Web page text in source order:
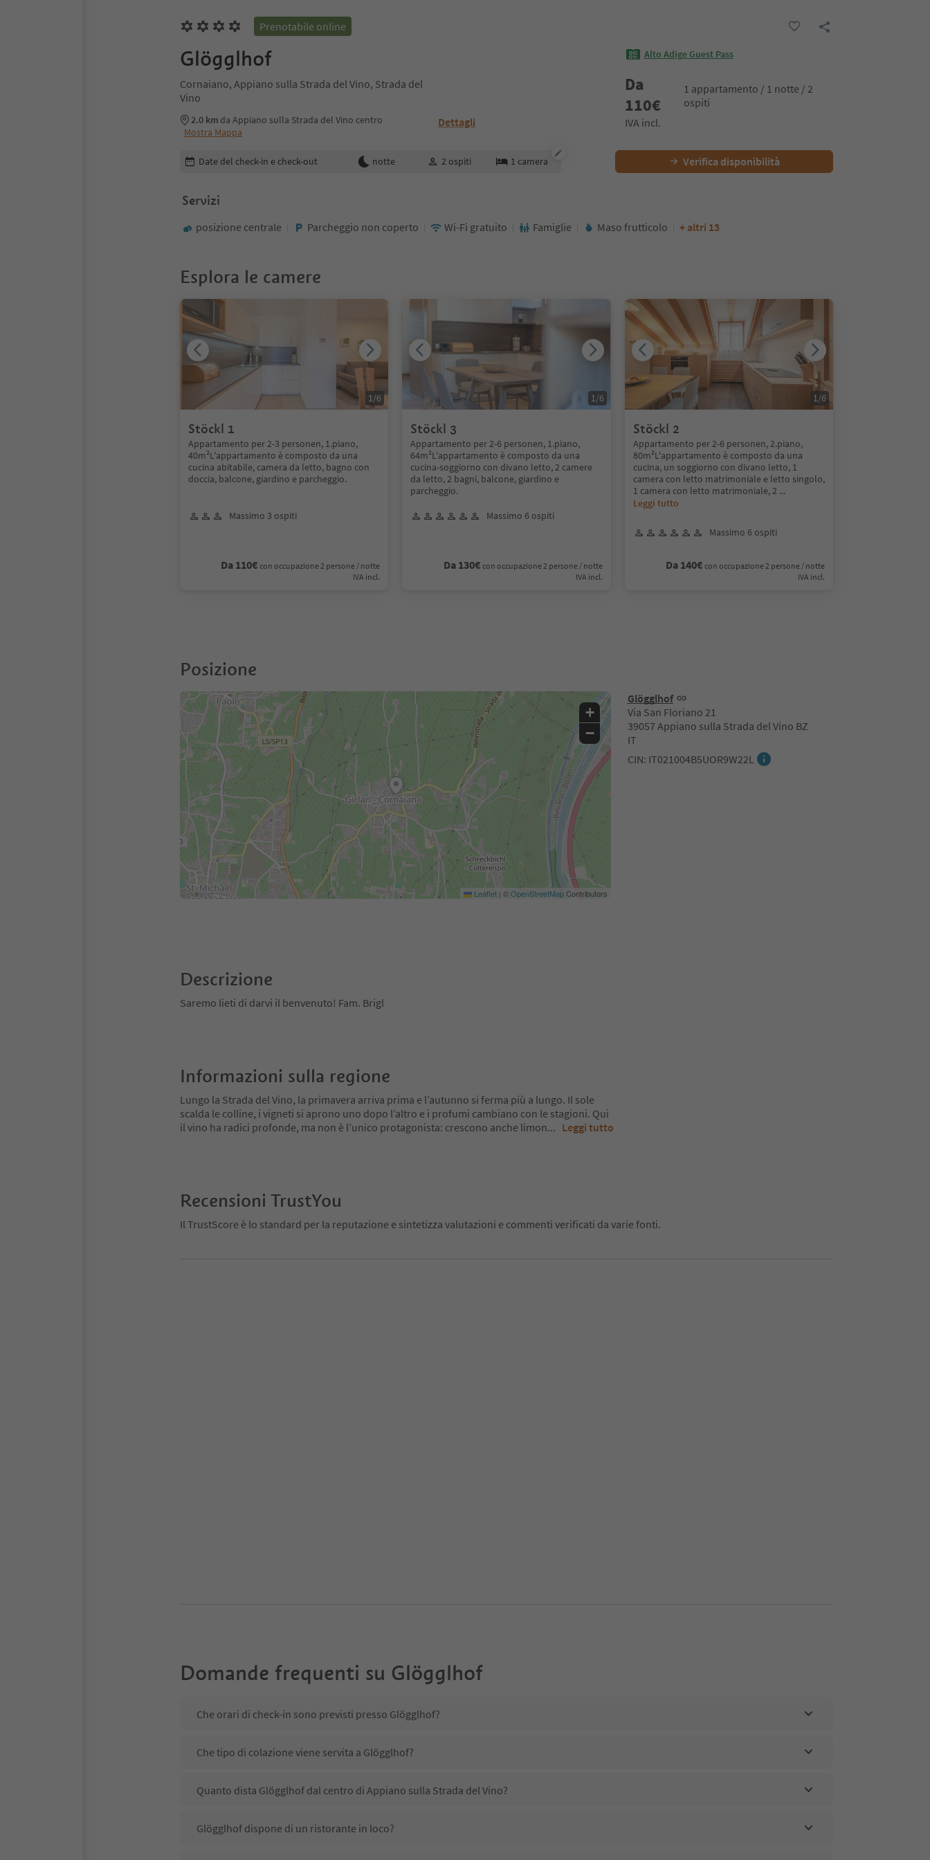
Prenotabile online
Glögglhof
Cornaiano, Appiano sulla Strada del Vino, Strada del
Vino
2.0 km da Appiano sulla Strada del Vino centro
Mostra Mappa
Dettagli
Alto Adige Guest Pass
Da
110€
1 appartamento / 1 notte / 2
ospiti
IVA incl.
Modifica i dettagli della prenotazione
Date del check-in e check-out notte 2 ospiti 1 camera Verifica disponibilità
Servizi
posizione centrale Parcheggio non coperto Wi-Fi gratuito Famiglie Maso frutticolo + altri 13
Esplora le camere
Stöckl 1
Appartamento per 2-3 personen, 1.piano,
40m²L'appartamento è composto da una
cucina abitabile, camera da letto, bagno con
doccia, balcone, giardino e parcheggio.
Massimo 3 ospiti
Da 110€ con occupazione 2 persone / notte
IVA incl.
1/6
Stöckl 3
Appartamento per 2-6 personen, 1.piano,
64m²L'appartamento è composto da una
cucina-soggiorno con divano letto, 2 camere
da letto, 2 bagni, balcone, giardino e
parcheggio.
Massimo 6 ospiti
Da 130€ con occupazione 2 persone / notte
IVA incl.
1/6
Stöckl 2
Appartamento per 2-6 personen, 2.piano,
80m²L'appartamento è composto da una
cucina, un soggiorno con divano letto, 1
camera con letto matrimoniale e letto singolo,
1 camera con letto matrimoniale, 2 ...
Leggi tutto
Massimo 6 ospiti
Da 140€ con occupazione 2 persone / notte
IVA incl.
1/6
Posizione
Glögglhof
Via San Floriano 21
39057 Appiano sulla Strada del Vino BZ
IT
CIN: IT021004B5UOR9W22L
+
−
Leaflet | ©OpenStreetMapContributors
Descrizione
Saremo lieti di darvi il benvenuto! Fam. Brigl
Informazioni sulla regione
Lungo la Strada del Vino, la primavera arriva prima e l’autunno si ferma più a lungo. Il sole
scalda le colline, i vigneti si aprono uno dopo l’altro e i profumi cambiano con le stagioni. Qui
il vino ha radici profonde, ma non è l’unico protagonista: crescono anche limon... Leggi tutto
Recensioni TrustYou
Il TrustScore è lo standard per la reputazione e sintetizza valutazioni e commenti verificati da varie fonti.
Domande frequenti su Glögglhof
Che orari di check-in sono previsti presso Glögglhof?
Che tipo di colazione viene servita a Glögglhof?
Quanto dista Glögglhof dal centro di Appiano sulla Strada del Vino?
Glögglhof dispone di un ristorante in loco?